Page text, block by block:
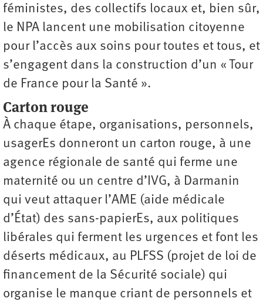
féministes, des collectifs locaux et, bien sûr,
le NPA lancent une mobilisation citoyenne
pour l’accès aux soins pour toutes et tous, et
s’engagent dans la construction d’un « Tour
de France pour la Santé ».
Carton rouge
À chaque étape, organisations, personnels,
usagerEs donneront un carton rouge, à une
agence régionale de santé qui ferme une
maternité ou un centre d’IVG, à Darmanin
qui veut attaquer l’AME (aide médicale
d’État) des sans-papierEs, aux politiques
libérales qui ferment les urgences et font les
déserts médicaux, au PLFSS (projet de loi de
financement de la Sécurité sociale) qui
organise le manque criant de personnels et